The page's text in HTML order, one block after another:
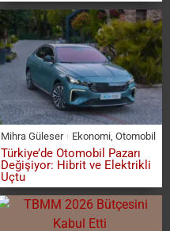
Mihra Güleser Ekonomi, Otomobil
Türkiye’de Otomobil Pazarı
Değişiyor: Hibrit ve Elektrikli
Uçtu